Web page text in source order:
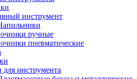
инструмент
ручные
пневматические
инструмента